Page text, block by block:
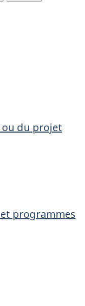
ou du projet
programmes